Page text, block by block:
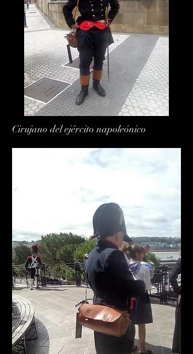
Cirujano del ejército napoleónico